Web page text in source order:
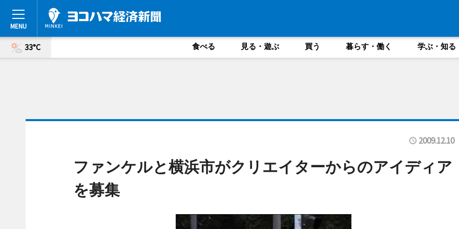
33°C 食べる 見る・遊ぶ 買う 暮らす・働く 学ぶ・知る
2009.12.10
ファンケルと横浜市がクリエイターからのアイディア
を募集